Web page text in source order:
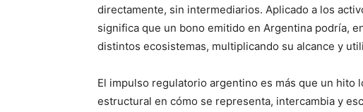
directamente, sin intermediarios. Aplicado a los
significa que un bono emitido en Argentina podría,
distintos ecosistemas, multiplicando su alcance y
El impulso regulatorio argentino es más que un hito
estructural en cómo se representa, intercambia y